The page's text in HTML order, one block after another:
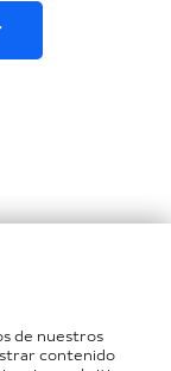
de nuestros
contenido